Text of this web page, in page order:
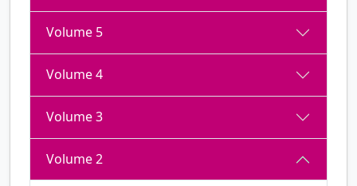
Volume 5
Volume 4
Volume 3
Volume 2